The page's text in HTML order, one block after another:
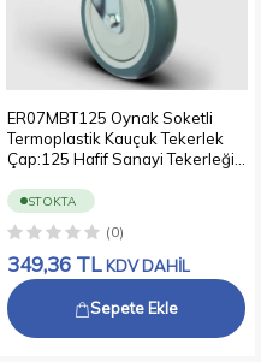
ER07MBT125 Oynak Soketli
Termoplastik Kauçuk Tekerlek
Çap:125 Hafif Sanayi Tekerleği
Rulmanlı Polipropilen Üzeri
Teker
STOKTA
(0)
349,36 TL KDV DAHİL
Sepete Ekle